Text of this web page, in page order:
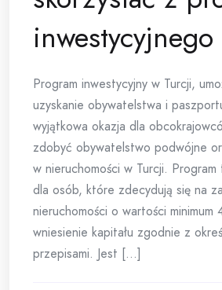
inwestycyjnego
Program inwestycyjny w Turcji,
uzyskanie obywatelstwa i
wyjątkowa okazja dla
zdobyć obywatelstwo podwójne
w nieruchomości w Turcji.
dla osób, które zdecydują się na
nieruchomości o wartości
wniesienie kapitału zgodnie z
przepisami. Jest [...]